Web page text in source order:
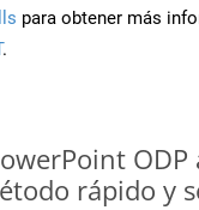
para obtener más
.
ODP
rápido y